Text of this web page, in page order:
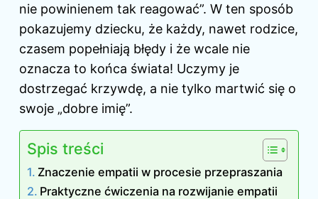
nie powinienem tak reagować”. W ten sposób
pokazujemy dziecku, że każdy, nawet rodzice,
czasem popełniają błędy i że wcale nie
oznacza to końca świata! Uczymy je
dostrzegać krzywdę, a nie tylko martwić się o
swoje „dobre imię”.
Spis treści
Znaczenie empatii w procesie przepraszania
Praktyczne ćwiczenia na rozwijanie empatii